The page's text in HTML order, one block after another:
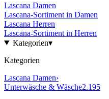
Lascana Damen
Lascana-Sortiment in Damen
Lascana Herren
Lascana-Sortiment in Herren
Kategorien▾
Kategorien
Lascana Damen›
Unterwäsche & Wäsche2.195